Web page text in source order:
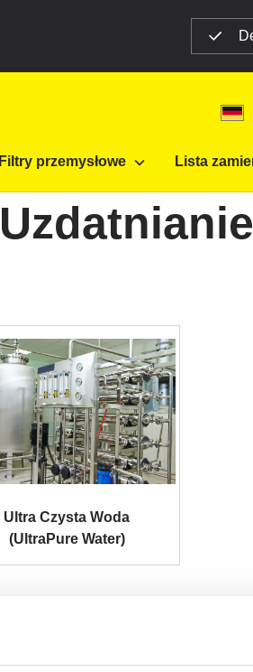
Filtry przemysłowe Lista
Ultra Czysta Woda
(UltraPure Water)